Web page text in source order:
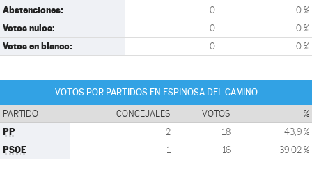
Abstenciones: 0 0 %
Votos nulos: 0 0 %
Votos en blanco: 0 0 %
VOTOS POR PARTIDOS EN ESPINOSA DEL CAMINO
PARTIDO CONCEJALES VOTOS %
PP 2 18 43,9 %
PSOE 1 16 39,02 %